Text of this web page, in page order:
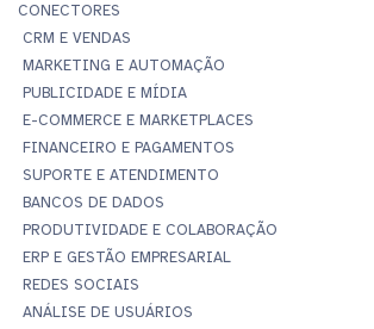
CONECTORES
CRM E VENDAS
MARKETING E AUTOMAÇÃO
PUBLICIDADE E MÍDIA
E-COMMERCE E MARKETPLACES
FINANCEIRO E PAGAMENTOS
SUPORTE E ATENDIMENTO
BANCOS DE DADOS
PRODUTIVIDADE E COLABORAÇÃO
ERP E GESTÃO EMPRESARIAL
REDES SOCIAIS
ANÁLISE DE USUÁRIOS